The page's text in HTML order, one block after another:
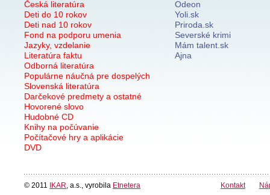
Česká literatúra
Deti do 10 rokov
Deti nad 10 rokov
Fond na podporu umenia
Jazyky, vzdelanie
Literatúra faktu
Odborná literatúra
Populárne náučná pre dospelých
Slovenská literatúra
Darčekové predmety a ostatné
Hovorené slovo
Hudobné CD
Knihy na počúvanie
Počítačové hry a aplikácie
DVD
Odeon
Yoli.sk
Priroda.sk
Severské krimi
Mám talent.sk
Ajna
© 2011 IKAR , a.s., vyrobila Etnetera Kontakt